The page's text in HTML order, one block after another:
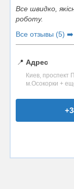
Все швидко,
роботу.
Все отзывы (5) ➡️
📍 Адрес
Киев, проспект
м.Осокорки +